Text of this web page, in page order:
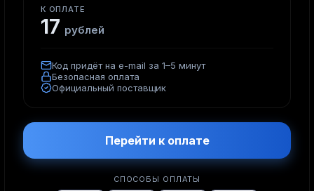
Honor of Kings: 4180 Tokens gift
card
gift card
К ОПЛАТЕ
17 рублей
Код придёт на e-mail за 1–5 минут
Безопасная оплата
Официальный поставщик
Перейти к оплате
СПОСОБЫ ОПЛАТЫ